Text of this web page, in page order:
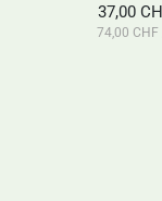
37,00
74,00 CHF